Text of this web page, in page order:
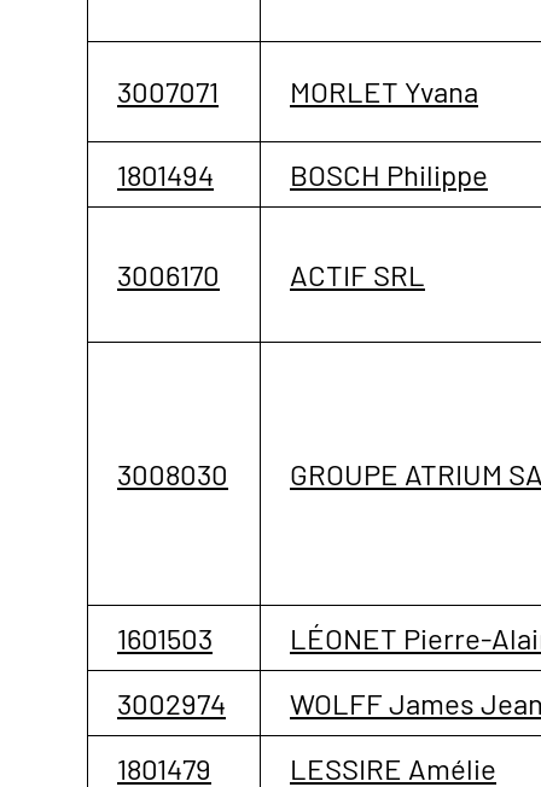
3007071 MORLET Yvana
1801494 BOSCH Philippe
3006170 ACTIF SRL
3008030 GROUPE ATRIUM
1601503
LÉONET Pierre-
3002974
WOLFF James
1801479
LESSIRE Amélie